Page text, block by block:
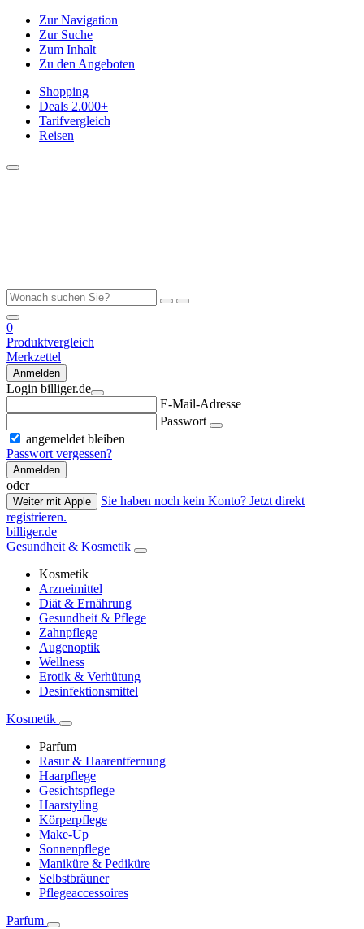
Zur Navigation
Zur Suche
Zum Inhalt
Zu den Angeboten
Shopping
Deals 2.000+
Tarifvergleich
Reisen
0
Produktvergleich
Merkzettel
Anmelden
Login billiger.de
E-Mail-Adresse
Passwort
angemeldet bleiben
Passwort vergessen?
Anmelden
oder
Weiter mit Apple
Sie haben noch kein Konto? Jetzt direkt
registrieren.
billiger.de
Gesundheit & Kosmetik
Kosmetik
Arzneimittel
Diät & Ernährung
Gesundheit & Pflege
Zahnpflege
Augenoptik
Wellness
Erotik & Verhütung
Desinfektionsmittel
Kosmetik
Parfum
Rasur & Haarentfernung
Haarpflege
Gesichtspflege
Haarstyling
Körperpflege
Make-Up
Sonnenpflege
Maniküre & Pediküre
Selbstbräuner
Pflegeaccessoires
Parfum